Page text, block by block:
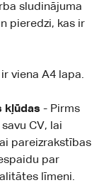
sludinājuma
pieredzi, kas ir
viena A4 lapa.
kļūdas - Pirms
CV, lai
pareizrakstības
par
līmeni.